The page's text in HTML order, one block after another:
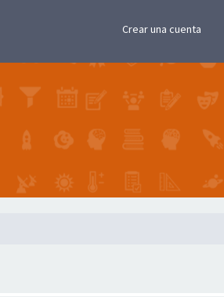
Crear una cuenta